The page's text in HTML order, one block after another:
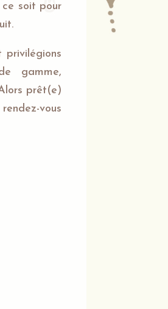
ce soit pour
privilégions
gamme,
prêt(e)
vous